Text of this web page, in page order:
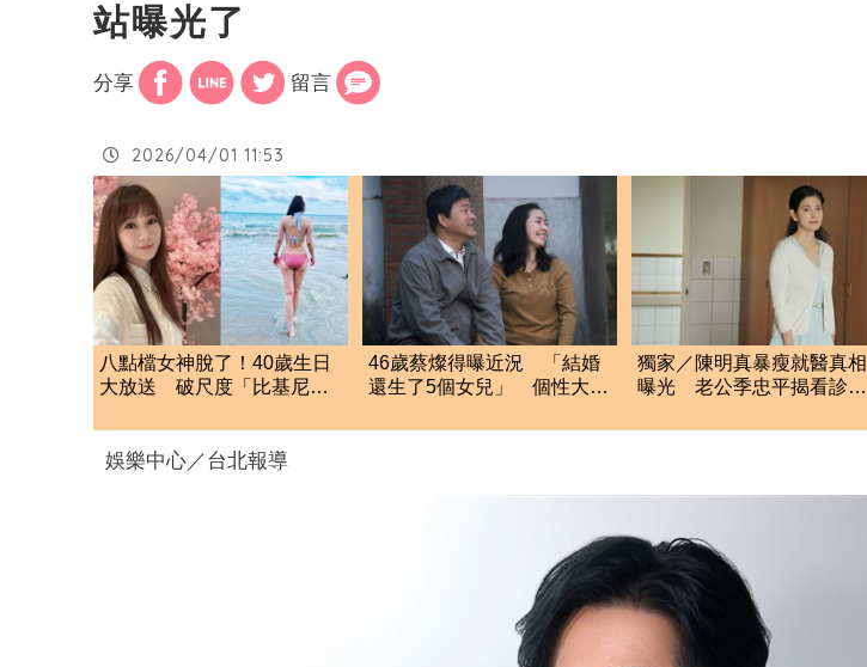
站曝光了
分享 留言
2026/04/01 11:53
八點檔女神脫了！40歲生日
大放送 破尺度「比基尼辣
46歲蔡燦得曝近況 「結婚
還生了5個女兒」 個性大不
獨家／陳明真暴瘦就醫真相
曝光 老公季忠平揭看診醫
娛樂中心／台北報導